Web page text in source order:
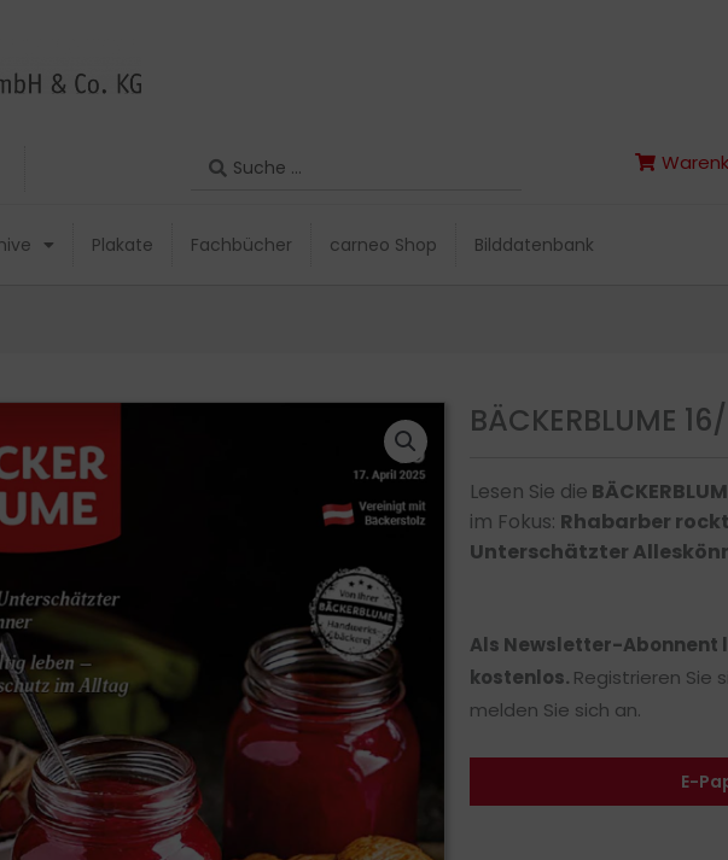
Search
Plakate Fachbücher carneo Shop Bilddatenbank
Search
Plakate Fachbücher carneo Shop Bilddatenbank
BÄCKERBLUME
Lesen Sie die
im Fokus: Rhabarber
Unterschätzter
Als Newsletter-Abonnent
kostenlos. Registrieren Sie
melden Sie sich an.
E-